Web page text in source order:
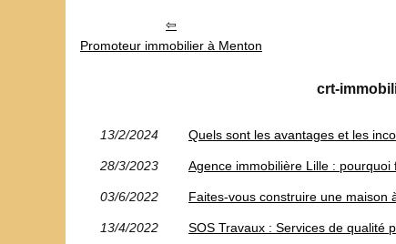
Promoteur immobilier à Menton
crt-
13/2/2024 Quels sont les avantages et les
28/3/2023 Agence immobilière Lille :
03/6/2022 Faites-vous construire une maison
13/4/2022 SOS Travaux : Services de qualité